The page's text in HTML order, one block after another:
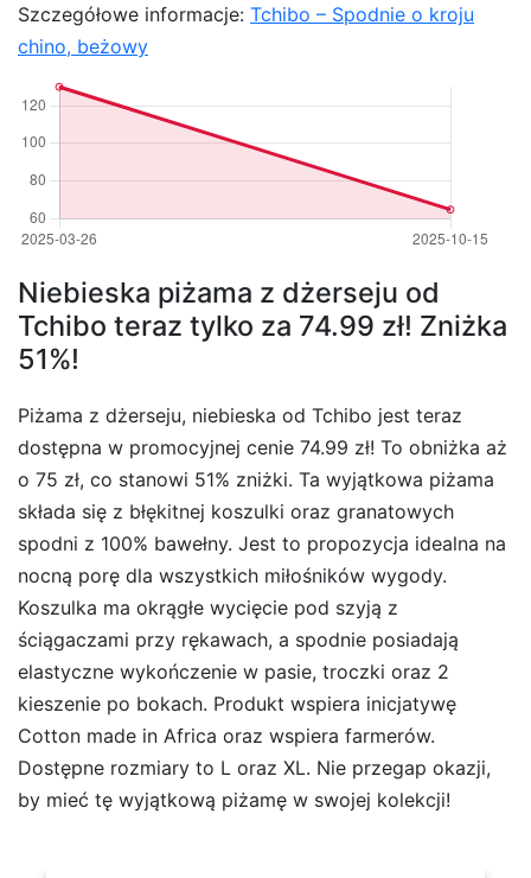
Szczegółowe informacje: Tchibo – Spodnie o kroju
chino, beżowy
Niebieska piżama z dżerseju od
Tchibo teraz tylko za 74.99 zł! Zniżka
51%!
Piżama z dżerseju, niebieska od Tchibo jest teraz
dostępna w promocyjnej cenie 74.99 zł! To obniżka aż
o 75 zł, co stanowi 51% zniżki. Ta wyjątkowa piżama
składa się z błękitnej koszulki oraz granatowych
spodni z 100% bawełny. Jest to propozycja idealna na
nocną porę dla wszystkich miłośników wygody.
Koszulka ma okrągłe wycięcie pod szyją z
ściągaczami przy rękawach, a spodnie posiadają
elastyczne wykończenie w pasie, troczki oraz 2
kieszenie po bokach. Produkt wspiera inicjatywę
Cotton made in Africa oraz wspiera farmerów.
Dostępne rozmiary to L oraz XL. Nie przegap okazji,
by mieć tę wyjątkową piżamę w swojej kolekcji!